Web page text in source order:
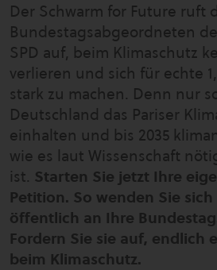
Der Schwarm for Future ruft
Bundestagsabgeordneten
SPD auf, beim Klimaschutz
verlieren und sich für echte
stark zu machen. Denn nur
Deutschland das Pariser
einhalten und bis 2035
wie es laut Wissenschaft
ist. Starten Sie jetzt Ihre
Petition. So wenden Sie
öffentlich an Ihre
Fordern Sie sie auf, endlich
beim Klimaschutz.